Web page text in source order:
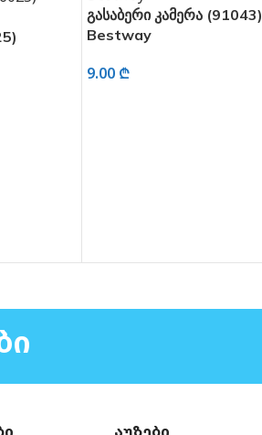
გასაბერი კამერა (91043)
Bestway
9.00 ₾